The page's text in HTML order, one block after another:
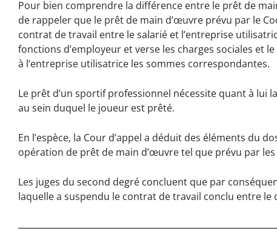
Pour bien comprendre la différence entre le prêt de
de rappeler que le prêt de main d’œuvre prévu par le
contrat de travail entre le salarié et l’entreprise
fonctions d’employeur et verse les charges sociales et
à l’entreprise utilisatrice les sommes correspondantes.
Le prêt d’un sportif professionnel nécessite quant à lui
au sein duquel le joueur est prêté.
En l’espèce, la Cour d’appel a déduit des éléments du
opération de prêt de main d’œuvre tel que prévu par
Les juges du second degré concluent que par
laquelle a suspendu le contrat de travail conclu entre le